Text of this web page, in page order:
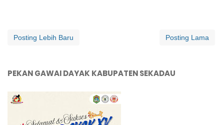
Posting Lebih Baru Posting Lama
PEKAN GAWAI DAYAK KABUPATEN SEKADAU